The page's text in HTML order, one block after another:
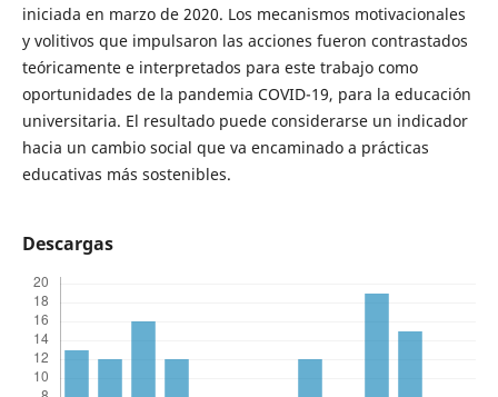
iniciada en marzo de 2020. Los mecanismos motivacionales
y volitivos que impulsaron las acciones fueron contrastados
teóricamente e interpretados para este trabajo como
oportunidades de la pandemia COVID-19, para la educación
universitaria. El resultado puede considerarse un indicador
hacia un cambio social que va encaminado a prácticas
educativas más sostenibles.
Descargas